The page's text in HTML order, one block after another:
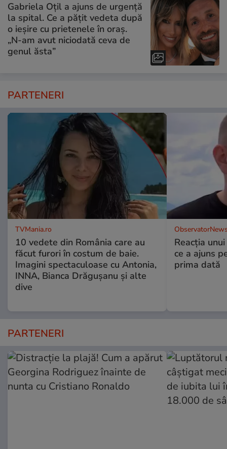
Gabriela Oțil a ajuns de urgență
la spital. Ce a pățit vedeta după
o ieșire cu prietenele în oraș.
„N-am avut niciodată ceva de
genul ăsta”
PARTENERI
TVMania.ro
10 vedete din România care au
făcut furori în costum de baie.
Imagini spectaculoase cu Antonia,
INNA, Bianca Drăgușanu și alte
dive
Reacția
ce a ajuns
prima dată
PARTENERI